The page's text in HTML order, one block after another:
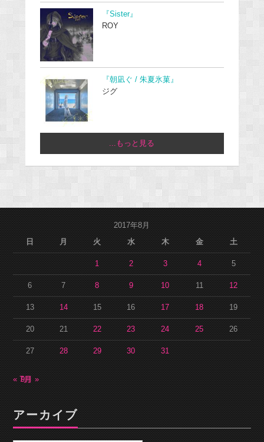
『Sister』
ROY
『朝凪ぐ / 朱夏氷菓』
ジグ
...もっと見る
2017年8月
日
月 火 水 木 金 土
1 2 3 4 5
6 7 8 9 10 11 12
13 14 15 16 17 18 19
20 21 22 23 24 25 26
27 28 29 30 31
« 7月9月 »
アーカイブ